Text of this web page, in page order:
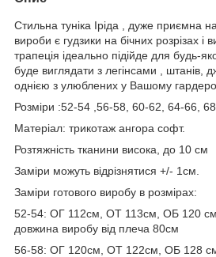
Стильна туніка Іріда , дуже приємна
вироби є гудзики на бічних розрізах і
трапеція ідеально підійде для будь-
буде виглядати з легінсами , штанів,
однією з улюблених у Вашому
Розміри :52-54 ,56-58, 60-62, 64-66,
Матеріал: трикотаж ангора софт.
Розтяжність тканини висока, до 10 см
Заміри можуть відрізнятися +/- 1см.
Заміри готового виробу в розмірах:
52-54: ОГ 112см, ОТ 113см, ОБ 120
довжина виробу від плеча 80см
56-58: ОГ 120см, ОТ 122см, ОБ 128